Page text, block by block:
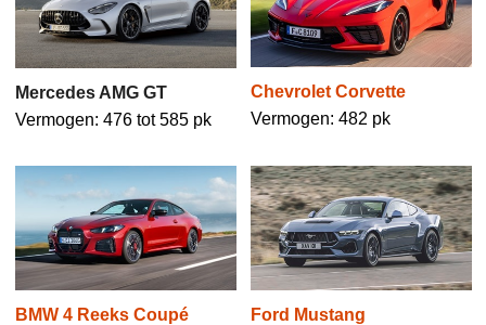
Mercedes AMG GT
Vermogen: 476 tot 585 pk
Chevrolet Corvette
Vermogen: 482 pk
BMW 4 Reeks Coupé
Ford Mustang